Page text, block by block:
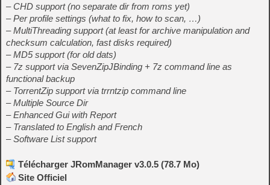
– CHD support (no separate dir from roms yet)
– Per profile settings (what to fix, how to scan, …)
– MultiThreading support (at least for archive manipulation and
checksum calculation, fast disks required)
– MD5 support (for old dats)
– 7z support via SevenZipJBinding + 7z command line as
functional backup
– TorrentZip support via trrntzip command line
– Multiple Source Dir
– Enhanced Gui with Report
– Translated to English and French
– Software List support
Télécharger JRomManager v3.0.5 (78.7 Mo)
Site Officiel